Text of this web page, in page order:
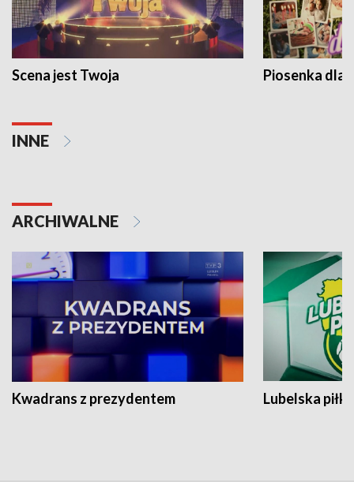
Scena jest Twoja Piosenka dla
INNE
ARCHIWALNE
Kwadrans z prezydentem Lubelska piłka